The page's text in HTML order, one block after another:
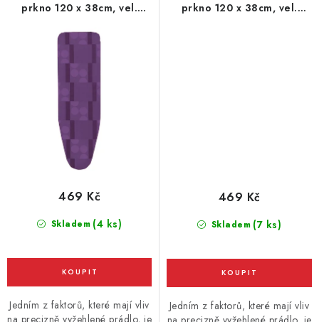
prkno 120 x 38cm, vel.
Skladem (4 ks)
469 Kč
Jedním z faktorů, které mají vliv
na precizně vyžehlené prádlo, je
prkno 120 x 38cm, vel.
Skladem (7 ks)
469 Kč
Jedním z faktorů, které mají vliv